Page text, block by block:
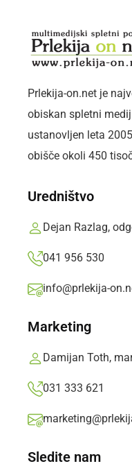
PETEK, 7. AVGUST 2026
Prlekija-on.net je
obiskan spletni
ustanovljen leta
obišče okoli 450
Uredništvo
Dejan Razlag,
041 956 530
info@prlekija-
Marketing
Damijan Toth,
031 333 621
Sledite nam